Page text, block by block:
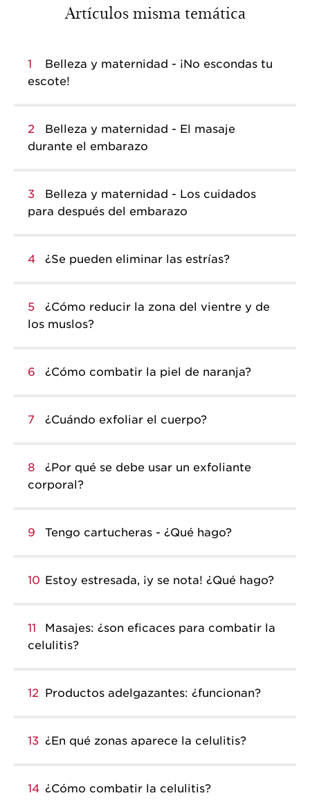
Artículos misma temática
1
Belleza y maternidad - ¡No escondas tu
escote!
2
Belleza y maternidad - El masaje
durante el embarazo
3
Belleza y maternidad - Los cuidados
para después del embarazo
4 ¿Se pueden eliminar las estrías?
5
¿Cómo reducir la zona del vientre y de
los muslos?
6 ¿Cómo combatir la piel de naranja?
7 ¿Cuándo exfoliar el cuerpo?
8
¿Por qué se debe usar un exfoliante
corporal?
9 Tengo cartucheras - ¿Qué hago?
10 Estoy estresada, ¡y se nota! ¿Qué hago?
11
Masajes: ¿son eficaces para combatir la
celulitis?
12 Productos adelgazantes: ¿funcionan?
13 ¿En qué zonas aparece la celulitis?
14 ¿Cómo combatir la celulitis?